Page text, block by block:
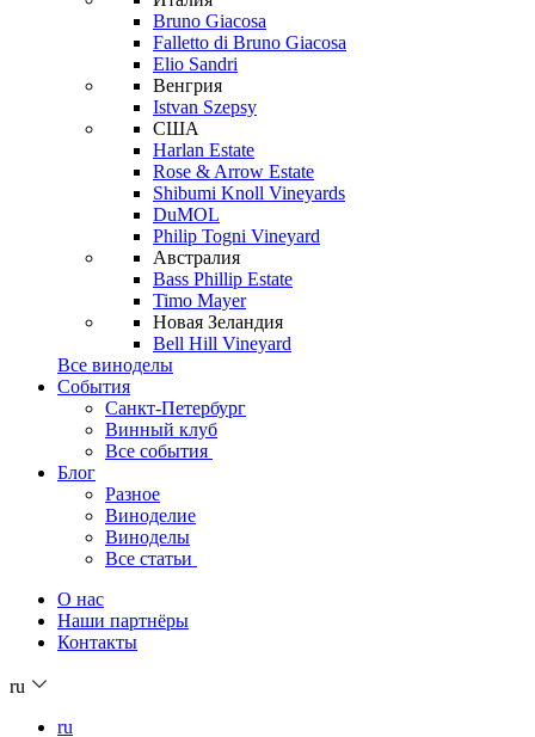
Bruno Giacosa
Falletto di Bruno Giacosa
Elio Sandri
Венгрия
Istvan Szepsy
США
Harlan Estate
Rose & Arrow Estate
Shibumi Knoll Vineyards
DuMOL
Philip Togni Vineyard
Австралия
Bass Phillip Estate
Timo Mayer
Новая Зеландия
Bell Hill Vineyard
Все виноделы
События
Санкт-Петербург
Винный клуб
Все события
Блог
Разное
Виноделие
Виноделы
Все статьи
О нас
Наши партнёры
Контакты
ru
ru